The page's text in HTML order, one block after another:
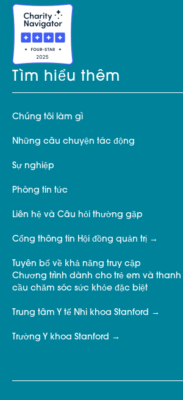
Tìm hiểu thêm
Chúng tôi làm gì
Những câu chuyện tác động
Sự nghiệp
Phòng tin tức
Liên hệ và Câu hỏi thường gặp
Cổng thông tin Hội đồng quản trị
Tuyên bố về khả năng truy cập
Chương trình dành cho trẻ em và
cầu chăm sóc sức khỏe đặc biệt
Trung tâm Y tế Nhi khoa Stanford
Trường Y khoa Stanford